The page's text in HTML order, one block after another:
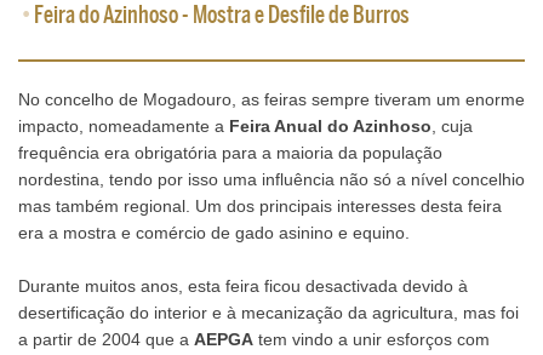
• Feira do Azinhoso - Mostra e Desfile de Burros
No concelho de Mogadouro, as feiras sempre tiveram um enorme
impacto, nomeadamente a Feira Anual do Azinhoso , cuja
frequência era obrigatória para a maioria da população
nordestina, tendo por isso uma influência não só a nível concelhio
mas também regional. Um dos principais interesses desta feira
era a mostra e comércio de gado asinino e equino.
Durante muitos anos, esta feira ficou desactivada devido à
desertificação do interior e à mecanização da agricultura, mas foi
a partir de 2004 que a AEPGA tem vindo a unir esforços com